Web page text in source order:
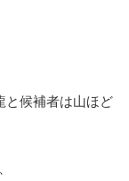
と候補者は山ほど